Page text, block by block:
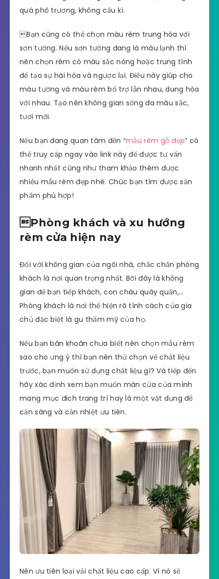
quá phô trương, không cầu kì.
Bạn cũng có thể chọn màu rèm trung hòa với
sơn tường. Nếu sơn tường đang là màu lạnh thì
nên chọn rèm có màu sắc nóng hoặc trung tính
để tạo sự hài hòa và ngược lại. Điều này giúp cho
màu tường và màu rèm bổ trợ lẫn nhau, dung hòa
với nhau. Tạo nên không gian sống đa màu sắc,
tươi mới.
Nếu bạn đang quan tâm đến “mẫu rèm gỗ đẹp” có
thể truy cập ngay vào link này để được tư vấn
nhanh nhất cũng như tham khảo thêm được
nhiều mẫu rèm đẹp nhé. Chúc bạn tìm được sản
phẩm phù hợp!
Phòng khách và xu hướng
rèm cửa hiện nay
Đối với không gian của ngôi nhà, chắc chắn phòng
khách là nơi quan trọng nhất. Bỡi đây là không
gian để bạn tiếp khách, con cháu quây quần,…
Phòng khách là nơi thể hiện rõ tính cách của gia
chủ đặc biệt là gu thẩm mỹ của họ.
Nếu bạn băn khoăn chưa biết nên chọn mẫu rèm
sao cho ưng ý thì bạn nên thử chọn về chất liệu
trước, bạn muốn sử dụng chất liệu gì? Và tiếp đến
hãy xác định xem bạn muốn màn cửa của mình
mang mục đich trang trí hay là một vật dụng để
cản sáng và cản nhiệt ưu tiên.
Nên ưu tiên loại vải chất liệu cao cấp. Vì nó sẽ